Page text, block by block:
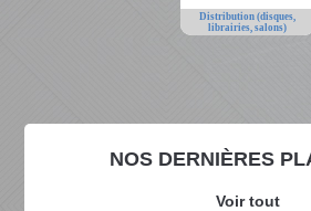
NOS DERNIÈRES
Voir tout
Distribution (disques,
librairies, salons)